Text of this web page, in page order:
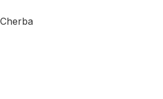
Cherba